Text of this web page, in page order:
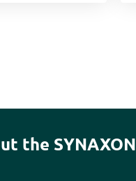
the SYNAXON